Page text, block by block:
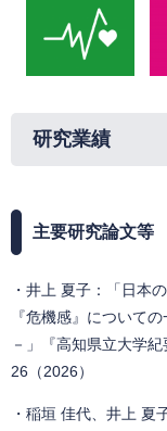
研究業績
主要研究論文等
・井上 夏子：「日本
『危機感』について
－」『高知県立大学
26（2026）
・稲垣 佳代、井上 夏